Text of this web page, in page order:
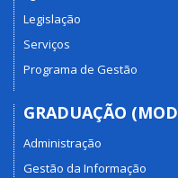
Legislação
Serviços
Programa de Gestão
GRADUAÇÃO
Administração
Gestão da Informação